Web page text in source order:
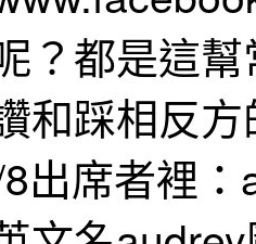
？都是這
和踩相反
出席者裡